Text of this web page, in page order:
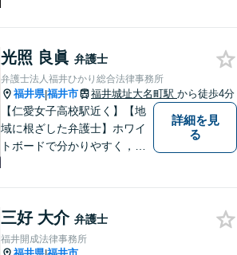
談ください。【著書多数】
光照 良眞 弁護士
弁護士法人福井ひかり総合法律事務所
福井県|福井市 福井城址大名町駅 から徒歩4分
【仁愛女子高校駅近く】【地
域に根ざした弁護士】ホワイ
トボードで分かりやすく，納
幅広く対応可能。【明確な料
金体系】法律トラブルでお悩
むの方は、お気軽にご相談く
詳細を見
る
三好 大介 弁護士
福井開成法律事務所